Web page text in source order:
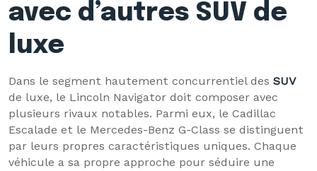
avec d’autres SUV de
luxe
Dans le segment hautement concurrentiel des SUV
de luxe, le Lincoln Navigator doit composer avec
plusieurs rivaux notables. Parmi eux, le Cadillac
Escalade et le Mercedes-Benz G-Class se distinguent
par leurs propres caractéristiques uniques. Chaque
véhicule a sa propre approche pour séduire une